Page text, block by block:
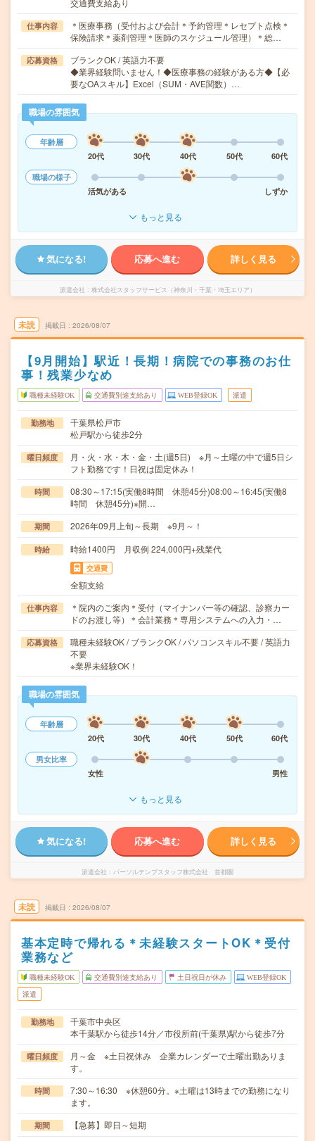
交通費支給あり
仕事内容
＊医療事務（受付および会計＊予約管理＊レセプト点検＊
保険請求＊薬剤管理＊医師のスケジュール管理）＊総…
応募資格
ブランクOK / 英語力不要
◆業界経験問いません！◆医療事務の経験がある方◆【必
要なOAスキル】Excel（SUM・AVE関数）…
職場の雰囲気
年齢層
20代
30代 40代 50代
60代
職場の様子
活気がある
しずか
もっと見る
気になる! 応募へ進む 詳しく見る
派遣会社 株式会社スタッフサービス（神奈川・千葉・埼玉エリア）
未読 掲載日 2026/08/07
【9月開始】駅近！長期！病院での事務のお仕
事！残業少なめ
職種未経験OK 交通費別途支給あり WEB登録OK 派遣
勤務地
千葉県松戸市
松戸駅から徒歩2分
曜日頻度
月・火・水・木・金・土(週5日) ※月～土曜の中で週5日シ
フト勤務です！日祝は固定休み！
時間
08:30～17:15(実働8時間 休憩45分)08:00～16:45(実働8
時間 休憩45分)※開…
期間 2026年09月上旬～長期 ※9月～！
時給 時給1400円 月収例 224,000円+残業代
交通費
全額支給
仕事内容
＊院内のご案内＊受付（マイナンバー等の確認、診察カー
ドのお渡し等）＊会計業務＊専用システムへの入力・…
応募資格
職種未経験OK / ブランクOK / パソコンスキル不要 / 英語力
不要
※業界未経験OK！
職場の雰囲気
年齢層
20代
30代 40代 50代
60代
男女比率
女性
男性
もっと見る
気になる! 応募へ進む 詳しく見る
派遣会社 パーソルテンプスタッフ株式会社 首都圏
未読 掲載日 2026/08/07
基本定時で帰れる＊未経験スタートOK＊受付
業務など
職種未経験OK 交通費別途支給あり 土日祝日が休み WEB登録OK
派遣
勤務地
千葉市中央区
本千葉駅から徒歩14分／市役所前(千葉県)駅から徒歩7分
曜日頻度
月～金 ※土日祝休み 企業カレンダーで土曜出勤ありま
す。
時間
7:30～16:30 ※休憩60分。※土曜は13時までの勤務になり
ます。
期間 【急募】即日～短期